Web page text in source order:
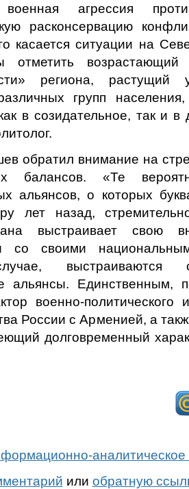
военная агрессия
расконсервацию
касается ситуации на
отметить возрастающий
региона, растущий
групп
в созидательное, так и в
обратил внимание на
балансов. «Те
альянсов, о которых
лет назад,
выстраивает свою
со своими
выстраиваются
альянсы. Единственным,
военно-политического
России с Арменией, а
долговременный
аналитическое
или обратную